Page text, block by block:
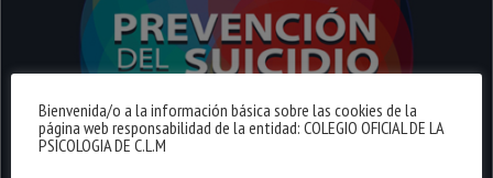
Bienvenida/o a la información básica sobre las cookies de la
página web responsabilidad de la entidad: COLEGIO OFICIAL DE LA
PSICOLOGIA DE C.L.M